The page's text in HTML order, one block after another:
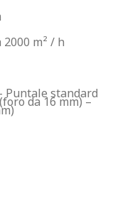
2000 m² / h
Puntale standard
da 16 mm) –